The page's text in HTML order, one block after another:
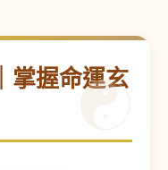
掌握命運玄